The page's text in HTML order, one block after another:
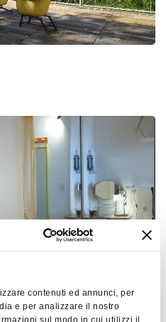
contenuti ed annunci, per
e per analizzare il nostro
sul modo in cui utilizzi il